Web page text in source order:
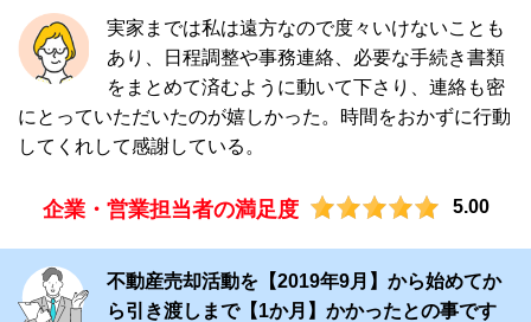
実家までは私は遠方なので度々いけないことも
あり、日程調整や事務連絡、必要な手続き書類
をまとめて済むように動いて下さり、連絡も密
にとっていただいたのが嬉しかった。時間をおかずに行動
してくれして感謝している。
企業・営業担当者の満足度 5.00
不動産売却活動を【2019年9月】から始めてか
ら引き渡しまで【1か月】かかったとの事です